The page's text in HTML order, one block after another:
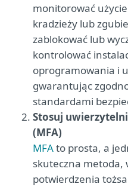
monitorować
kradzieży lub
zablokować lub
kontrolować
oprogramowania i
gwarantując
standardami
Stosuj
(MFA)
MFAto prosta, a
skuteczna metoda,
potwierdzenia